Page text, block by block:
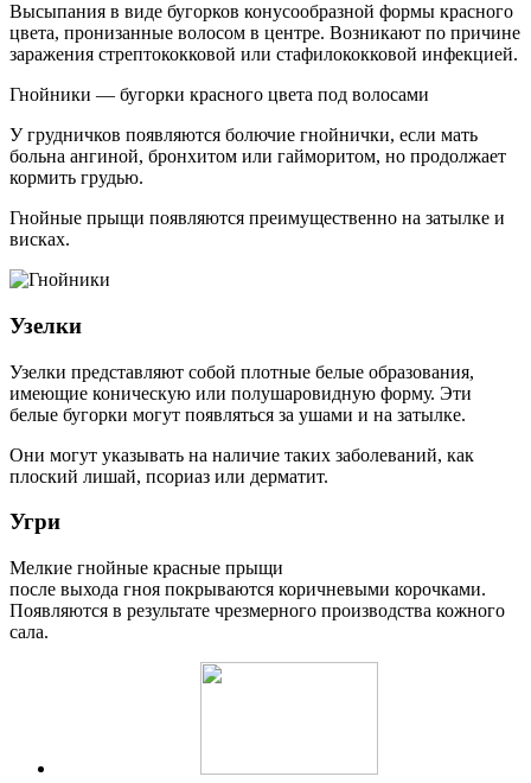
Высыпания в виде бугорков конусообразной формы красного
цвета, пронизанные волосом в центре. Возникают по причине
заражения стрептококковой или стафилококковой инфекцией.
Гнойники — бугорки красного цвета под волосами
У грудничков появляются болючие гнойнички, если мать
больна ангиной, бронхитом или гайморитом, но продолжает
кормить грудью.
Гнойные прыщи появляются преимущественно на затылке и
висках.
Узелки
Узелки представляют собой плотные белые образования,
имеющие коническую или полушаровидную форму. Эти
белые бугорки могут появляться за ушами и на затылке.
Они могут указывать на наличие таких заболеваний, как
плоский лишай, псориаз или дерматит.
Угри
Мелкие гнойные красные прыщи
после выхода гноя покрываются коричневыми корочками.
Появляются в результате чрезмерного производства кожного
сала.